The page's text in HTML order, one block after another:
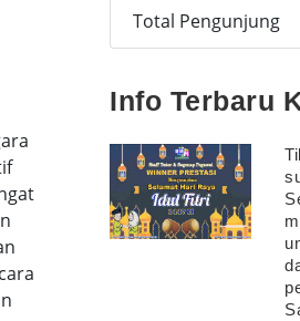
Total Pengunjung
Info Terbaru